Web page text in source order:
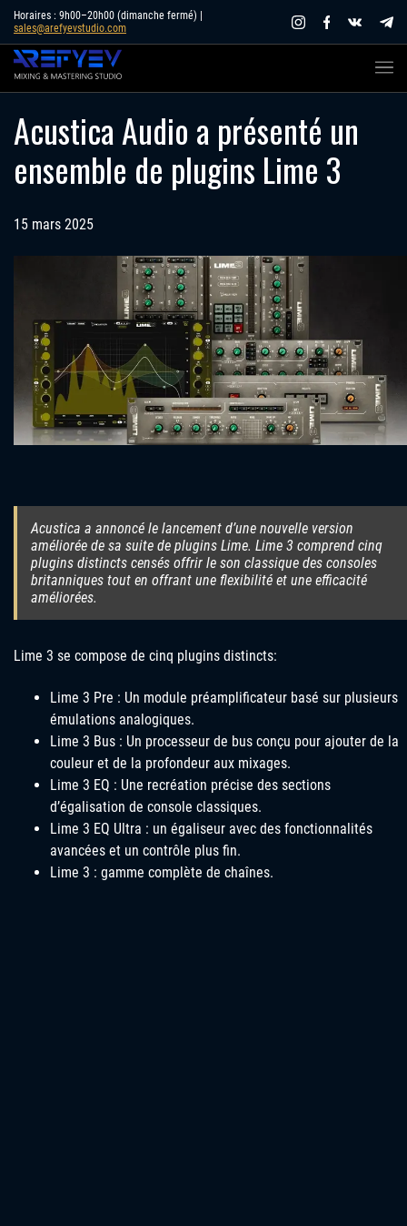
Skip
content
Horaires : 9h00–20h00 (dimanche fermé) |
sales@arefyevstudio.com
Acustica Audio a présenté un
ensemble de plugins Lime 3
15 mars 2025
Acustica a annoncé le lancement d’une nouvelle version
améliorée de sa suite de plugins Lime. Lime 3 comprend cinq
plugins distincts censés offrir le son classique des consoles
britanniques tout en offrant une flexibilité et une efficacité
améliorées.
Lime 3 se compose de cinq plugins distincts:
Lime 3 Pre : Un module préamplificateur basé sur plusieurs
émulations analogiques.
Lime 3 Bus : Un processeur de bus conçu pour ajouter de la
couleur et de la profondeur aux mixages.
Lime 3 EQ : Une recréation précise des sections
d’égalisation de console classiques.
Lime 3 EQ Ultra : un égaliseur avec des fonctionnalités
avancées et un contrôle plus fin.
Lime 3 : gamme complète de chaînes.